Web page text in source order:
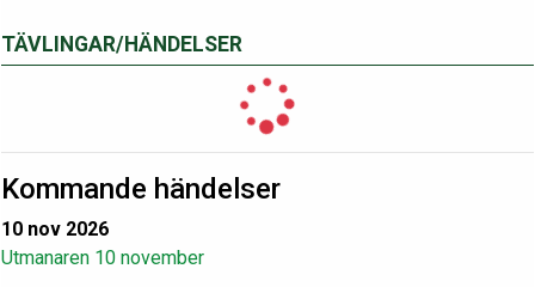
TÄVLINGAR/HÄNDELSER
Kommande händelser
10 nov 2026
Utmanaren 10 november